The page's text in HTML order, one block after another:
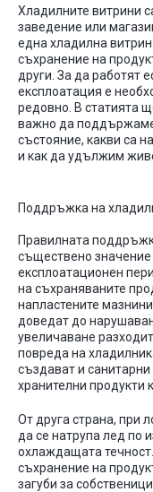
Хладилните витрини
заведение или
една хладилна
съхранение на
други. За да работят
експлоатация е
редовно. В статията
важно да
състояние, какви са
и как да удължим
Поддръжка на
Правилната
съществено
експлоатационен
на съхраняваните
напластените
доведат до
увеличаване
повреда на
създават и
хранителни продукти
От друга страна, при
да се натрупа лед по
охлаждащата течност
съхранение на
загуби за